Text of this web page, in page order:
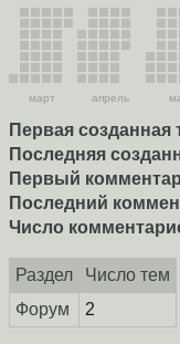
март апрель
Первая созданная
Последняя
Первый
Последний
Число
Раздел
Число тем
Форум
2